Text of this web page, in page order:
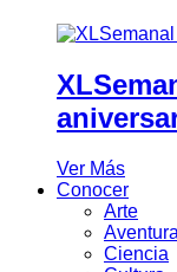
Ver Más
Conocer
Arte
Aventura
Ciencia